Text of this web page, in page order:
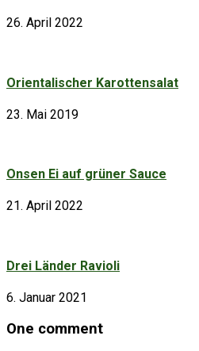
26. April 2022
Orientalischer Karottensalat
23. Mai 2019
Onsen Ei auf grüner Sauce
21. April 2022
Drei Länder Ravioli
6. Januar 2021
One comment